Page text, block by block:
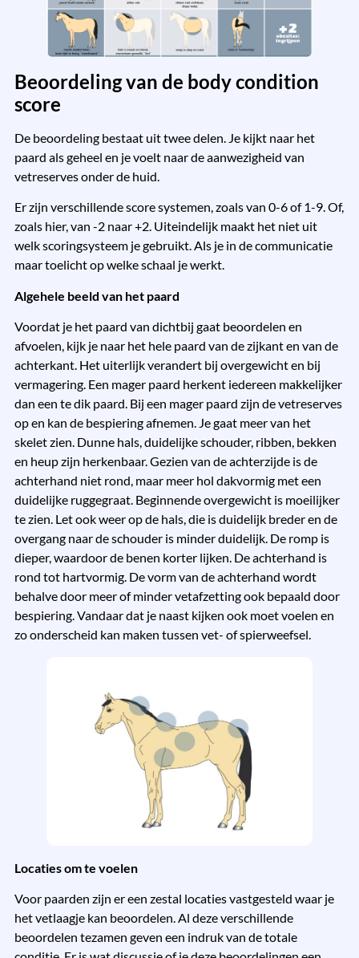
Beoordeling van de body condition
score
De beoordeling bestaat uit twee delen. Je kijkt naar het
paard als geheel en je voelt naar de aanwezigheid van
vetreserves onder de huid.
Er zijn verschillende score systemen, zoals van 0-6 of 1-9. Of,
zoals hier, van -2 naar +2. Uiteindelijk maakt het niet uit
welk scoringsysteem je gebruikt. Als je in de communicatie
maar toelicht op welke schaal je werkt.
Algehele beeld van het paard
Voordat je het paard van dichtbij gaat beoordelen en
afvoelen, kijk je naar het hele paard van de zijkant en van de
achterkant. Het uiterlijk verandert bij overgewicht en bij
vermagering. Een mager paard herkent iedereen makkelijker
dan een te dik paard. Bij een mager paard zijn de vetreserves
op en kan de bespiering afnemen. Je gaat meer van het
skelet zien. Dunne hals, duidelijke schouder, ribben, bekken
en heup zijn herkenbaar. Gezien van de achterzijde is de
achterhand niet rond, maar meer hol dakvormig met een
duidelijke ruggegraat. Beginnende overgewicht is moeilijker
te zien. Let ook weer op de hals, die is duidelijk breder en de
overgang naar de schouder is minder duidelijk. De romp is
dieper, waardoor de benen korter lijken. De achterhand is
rond tot hartvormig. De vorm van de achterhand wordt
behalve door meer of minder vetafzetting ook bepaald door
bespiering. Vandaar dat je naast kijken ook moet voelen en
zo onderscheid kan maken tussen vet- of spierweefsel.
Locaties om te voelen
Voor paarden zijn er een zestal locaties vastgesteld waar je
het vetlaagje kan beoordelen. Al deze verschillende
beoordelen tezamen geven een indruk van de totale